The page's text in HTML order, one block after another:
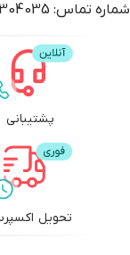
شماره تماس:
پشتیبانی
تحویل